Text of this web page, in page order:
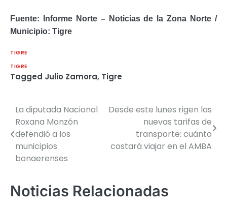
Fuente: Informe Norte – Noticias de la Zona Norte /
Municipio: Tigre
TIGRE
TIGRE
Tagged Julio Zamora, Tigre
Navegación
de
entradas
La diputada Nacional
Roxana Monzón
defendió a los
municipios
bonaerenses
Desde este lunes rigen las
nuevas tarifas de
transporte: cuánto
costará viajar en el AMBA
Noticias Relacionadas